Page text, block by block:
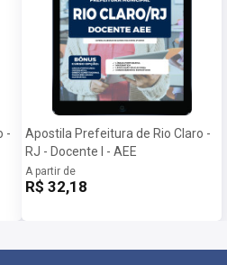
-
Apostila Prefeitura de Rio Claro -
RJ - Docente I - AEE
A partir de
R$ 32,18